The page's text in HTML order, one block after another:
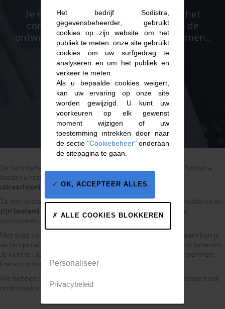
Je moet je klimaat beheersen voor het
comfort van je werknemers en om de
ontwikkeling van bacteriën te voorkomen..
De luchtbehandelingscentrales en ventilatiekanalen van Sodistra
bieden u resistente, uiterst nauwkeurige oplossingen om
ultraschoonheid te garanderen.
Ze zijn bestand tegen de meest agressieve schoonmaakmiddelen en
zijn bestand tegen intensieve reiniging en ontsmetting
. Ze
voorkomen condensatie en zijn ongevoelig voor corrosie.
Met onze ventilatieoplossingen en de expertise van ons team kun je
de temperatuur, vochtigheid en filtratieniveaus van je lucht beheren.
Je kunt je lucht met grote precisie ventileren, filteren, verwarmen,
koelen, ontvochtigen of bevochtigen.
We hebben cleanrooms ondersteund en uitgerust en we hebben ook
onderzoekscellen gebouwd.
Het bedrijf Sodistra,
gegevensbeheerder, gebruikt
cookies op zijn website om het
publiek te meten: onze site gebruikt
cookies om uw surfgedrag te
analyseren en om het publiek en
verkeer te meten.
Als u bepaalde cookies weigert,
kan uw ervaring op onze site
worden gewijzigd. U kunt uw
voorkeuren op elk gewenst
moment wijzigen of uw
toestemming intrekken door naar
de sectie "Cookiebeheer"onderaan
de sitepagina te gaan.
OK, ACCEPTEER ALLES
ALLE COOKIES BLOKKEREN
Personaliseer
Privacybeleid